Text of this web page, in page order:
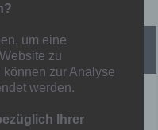
wieder einen Schritt
um eine
zu
zur Analyse
werden.
Ihrer